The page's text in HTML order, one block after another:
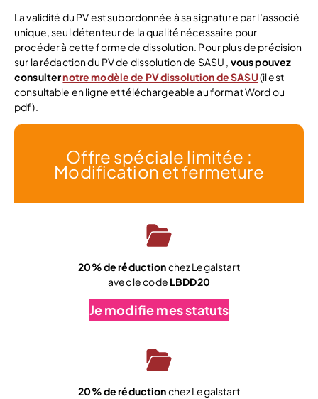
La validité du PV est subordonnée à sa signature par l’associé
unique, seul détenteur de la qualité nécessaire pour
procéder à cette forme de dissolution. Pour plus de précision
sur la rédaction du PV de dissolution de SASU , vous pouvez
consulternotre modèle de PV dissolution de SASU(il est
consultable en ligne et téléchargeable au format Word ou
pdf).
Offre spéciale limitée :
Modification et fermeture
20% de réductionchez Legalstart
avec le code LBDD20
Je modifie mes statuts
20% de réductionchez Legalstart